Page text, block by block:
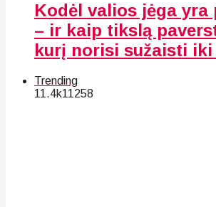
Kodėl valios jėga yra
– ir kaip tikslą
kurį norisi sužaisti iki
Trending
11.4k11258